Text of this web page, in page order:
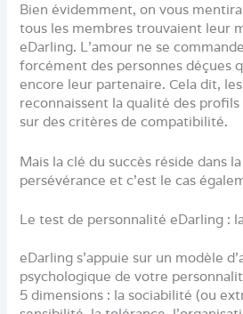
Bien évidemment, on vous
tous les membres trouvaient leur
eDarling. L’amour ne se
forcément des personnes déçues
encore leur partenaire. Cela dit,
reconnaissent la qualité des profils
sur des critères de compatibilité.
Mais la clé du succès réside dans
persévérance et c’est le cas
Le test de personnalité eDarling :
eDarling s’appuie sur un modèle
psychologique de votre
5 dimensions : la sociabilité (ou